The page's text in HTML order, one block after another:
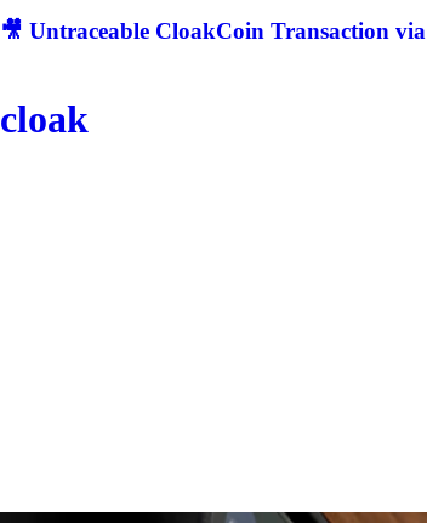
🎥 Untraceable CloakCoin Transaction
cloak